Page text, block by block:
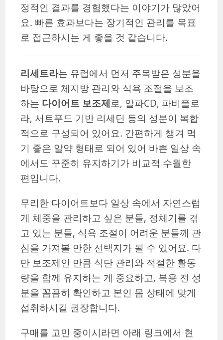
정적인 결과를 경험했다는 이야기가 많았어
요. 빠른 효과보다는 장기적인 관리를 목표
로 접근하시는 게 좋을 것 같습니다.
리세트라는 유럽에서 먼저 주목받은 성분을
바탕으로 체지방 관리와 식욕 조절을 보조
하는 다이어트 보조제로, 알파CD, 파비플로
라, 서트푸드 기반 리세딘 등의 성분이 복합
적으로 구성되어 있어요. 간편하게 챙겨 먹
기 좋은 알약 형태로 되어 있어 바쁜 일상 속
에서도 꾸준히 유지하기가 비교적 수월한
편입니다.
무리한 다이어트보다 일상 속에서 자연스럽
게 체중을 관리하고 싶은 분들, 정체기를 겪
고 있는 분들, 식욕 조절이 어려운 분들께 관
심을 가져볼 만한 선택지가 될 수 있어요. 다
만 보조제인 만큼 식단 관리와 적절한 활동
량을 함께 유지하는 게 중요하고, 복용 전 성
분을 꼼꼼히 확인하고 본인 몸 상태에 맞게
섭취하시길 권장합니다.
구매를 고민 중이시라면 아래 링크에서 현